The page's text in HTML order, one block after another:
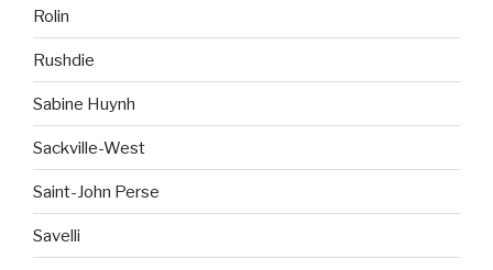
Rolin
Rushdie
Sabine Huynh
Sackville-West
Saint-John Perse
Savelli